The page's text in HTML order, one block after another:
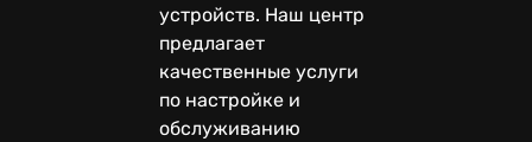
устройств. Наш центр
предлагает
качественные услуги
по настройке и
обслуживанию